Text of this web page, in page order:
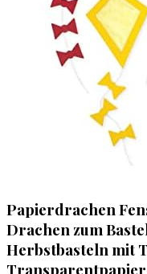
Papierdrachen
Drachen zum
Herbstbasteln mit
Transparentpapier